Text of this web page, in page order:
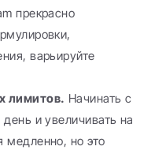
прекрасно
варьируйте
лимитов. Начинать с
и увеличивать на
но это